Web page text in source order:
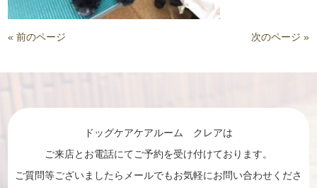
« 前のページ 次のページ »
ドッグケアケアルーム クレアは
ご来店とお電話にてご予約を受け付けております。
ご質問等ございましたらメールでもお気軽にお問い合わせくださ